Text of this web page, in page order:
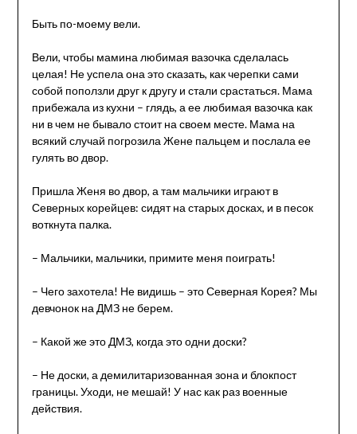
Быть по-моему вели.
Вели, чтобы мамина любимая вазочка сделалась
целая! Не успела она это сказать, как черепки сами
собой поползли друг к другу и стали срастаться. Мама
прибежала из кухни – глядь, а ее любимая вазочка как
ни в чем не бывало стоит на своем месте. Мама на
всякий случай погрозила Жене пальцем и послала ее
гулять во двор.
Пришла Женя во двор, а там мальчики играют в
Северных корейцев: сидят на старых досках, и в песок
воткнута палка.
– Мальчики, мальчики, примите меня поиграть!
– Чего захотела! Не видишь – это Северная Корея? Мы
девчонок на ДМЗ не берем.
– Какой же это ДМЗ, когда это одни доски?
– Не доски, а демилитаризованная зона и блокпост
границы. Уходи, не мешай! У нас как раз военные
действия.